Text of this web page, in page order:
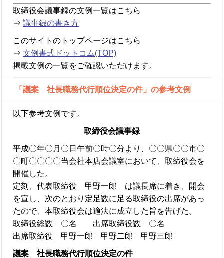
取締役会議事録の文例一覧はこちら
⇒議事録の書き方
このサイトのトップページはこちら
⇒文例書式ドットコム(TOP)
掲載文例の一覧をご確認いただけます。
「議案 社長職務代行順位決定の件」の参考文例
以下参考文例です。
取締役会議事録
平成〇年〇月〇日午前〇時〇分より、〇〇県〇〇市〇
〇町〇〇〇〇当会社本店会議室において、取締役会を
開催した。
定刻、代表取締役 甲野一郎 は議長席に着き、開会
を宣し、次のとおり定足数に足る取締役の出席があっ
たので、本取締役会は適法に成立した旨を告げた。
取締役総数 〇名 出席取締役数 〇名
出席取締役 甲野一郎 甲野二郎 甲野三郎
議案 社長職務代行順位決定の件